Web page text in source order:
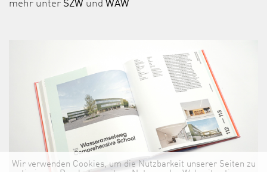
mehr unter SZW und WAW
Wir verwenden Cookies, um die Nutzbarkeit unserer Seiten zu